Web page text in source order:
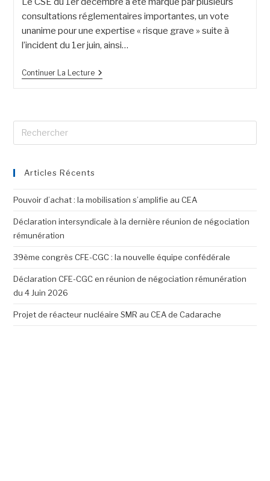
consultations réglementaires importantes, un vote
unanime pour une expertise « risque grave » suite à
l’incident du 1er juin, ainsi…
Continuer La Lecture
Articles Récents
Pouvoir d’achat : la mobilisation s’amplifie au CEA
Déclaration intersyndicale à la dernière réunion de négociation
rémunération
39ème congrès CFE-CGC : la nouvelle équipe confédérale
Déclaration CFE-CGC en réunion de négociation rémunération
du 4 Juin 2026
Projet de réacteur nucléaire SMR au CEA de Cadarache